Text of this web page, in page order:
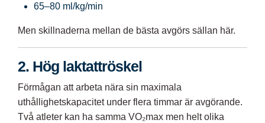
65–80 ml/kg/min
Men skillnaderna mellan de bästa avgörs sällan här.
2. Hög laktattröskel
Förmågan att arbeta nära sin maximala
uthållighetskapacitet under flera timmar är avgörande.
Två atleter kan ha samma VO₂max men helt olika